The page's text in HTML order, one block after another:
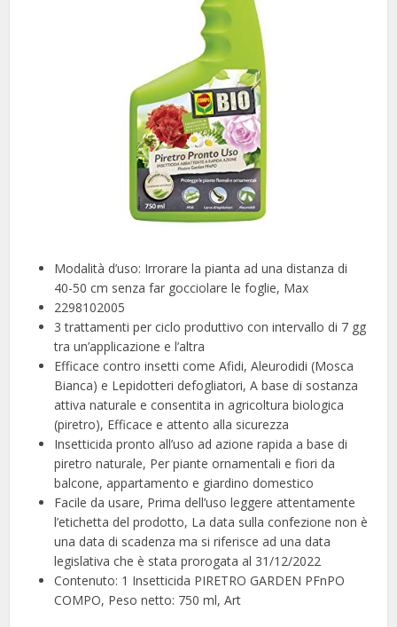
Modalità d’uso: Irrorare la pianta ad una distanza di
40-50 cm senza far gocciolare le foglie, Max
2298102005
3 trattamenti per ciclo produttivo con intervallo di 7 gg
tra un’applicazione e l’altra
Efficace contro insetti come Afidi, Aleurodidi (Mosca
Bianca) e Lepidotteri defogliatori, A base di sostanza
attiva naturale e consentita in agricoltura biologica
(piretro), Efficace e attento alla sicurezza
Insetticida pronto all’uso ad azione rapida a base di
piretro naturale, Per piante ornamentali e fiori da
balcone, appartamento e giardino domestico
Facile da usare, Prima dell’uso leggere attentamente
l’etichetta del prodotto, La data sulla confezione non è
una data di scadenza ma si riferisce ad una data
legislativa che è stata prorogata al 31/12/2022
Contenuto: 1 Insetticida PIRETRO GARDEN PFnPO
COMPO, Peso netto: 750 ml, Art